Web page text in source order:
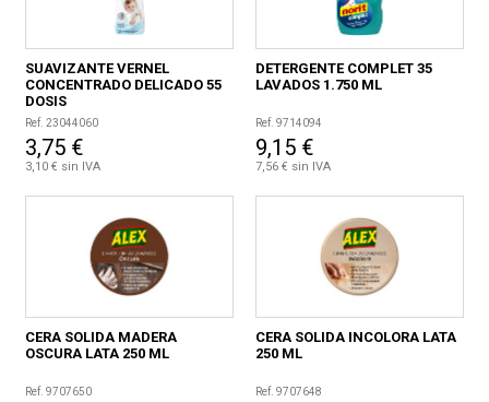
SUAVIZANTE VERNEL
CONCENTRADO DELICADO 55
DOSIS
Ref. 23044060
3,75 €
3,10 € sin IVA
DETERGENTE COMPLET 35
LAVADOS 1.750 ML
Ref. 9714094
9,15 €
7,56 € sin IVA
CERA SOLIDA MADERA
OSCURA LATA 250 ML
Ref. 9707650
CERA SOLIDA INCOLORA LATA
250 ML
Ref. 9707648